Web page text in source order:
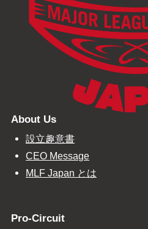
About Us
設立趣意書
CEO Message
MLF Japan とは
Pro-Circuit